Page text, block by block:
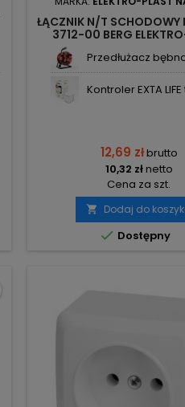
ŁĄCZNIK N/T SCHODOWY
3712-00 BERG
Przedłużacz
Kontroler EXTA LIFE
12,69 złbrutto
10,32 złnetto
Cena za szt.
 Dodaj do
 Dostępny